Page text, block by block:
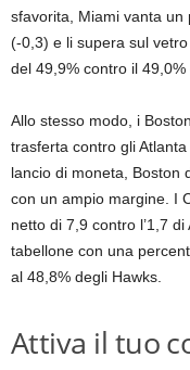
sfavorita, Miami vanta
(-0,3) e li supera sul
del 49,9% contro il 49,0%
Allo stesso modo, i
trasferta contro gli
lancio di moneta, Boston
con un ampio margine. I
netto di 7,9 contro l’1,7
tabellone con una
al 48,8% degli Hawks.
Attiva il tuo